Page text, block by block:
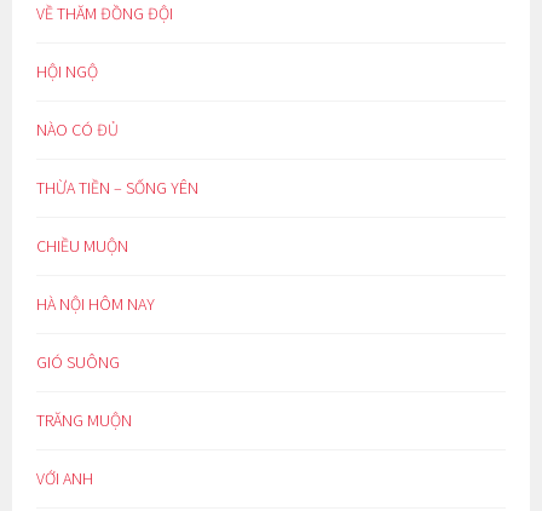
VỀ THĂM ĐỒNG ĐỘI
HỘI NGỘ
NÀO CÓ ĐỦ
THỪA TIỀN – SỐNG YÊN
CHIỀU MUỘN
HÀ NỘI HÔM NAY
GIÓ SUÔNG
TRĂNG MUỘN
VỚI ANH